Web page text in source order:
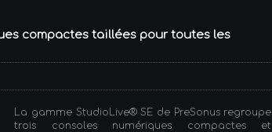
compactes taillées pour toutes les
La gamme StudioLive® SE de PreSonus regroupe
trois consoles numériques compactes et